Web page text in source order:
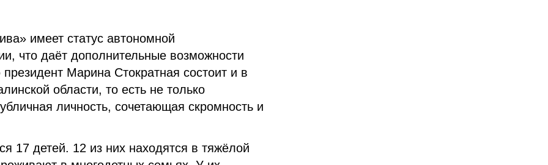
имеет статус автономной
что даёт дополнительные возможности
Марина Стократная состоит и в
области, то есть не только
личность, сочетающая скромность и
17 детей. 12 из них находятся в тяжёлой